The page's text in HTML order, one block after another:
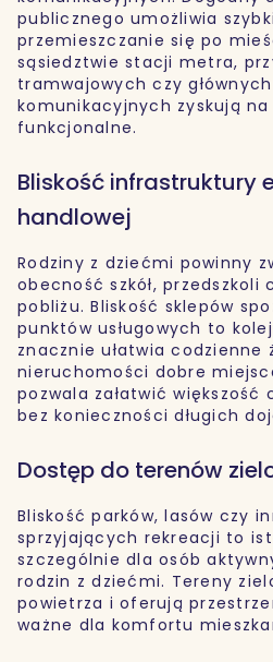
publicznego umożliwia
przemieszczanie się po
sąsiedztwie stacji metra,
tramwajowych czy
komunikacyjnych zyskują
funkcjonalne.
Bliskość infrastruktury
handlowej
Rodziny z dziećmi powinny
obecność szkół, przedszkoli
pobliżu. Bliskość sklepów
punktów usługowych to
znacznie ułatwia codzienne
nieruchomości dobre
pozwala załatwić większość
bez konieczności długich
Dostęp do terenów
Bliskość parków, lasów czy
sprzyjających rekreacji to
szczególnie dla osób
rodzin z dziećmi. Tereny
powietrza i oferują
ważne dla komfortu